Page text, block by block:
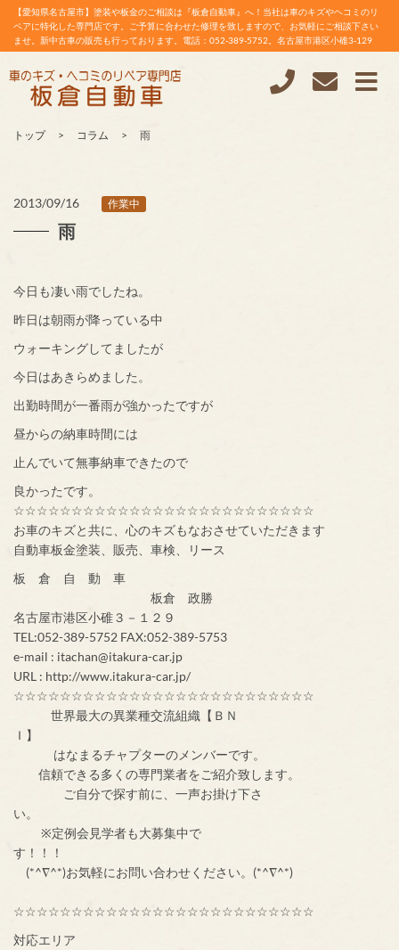
【愛知県名古屋市】塗装や板金のご相談は『板倉自動車』へ！当社は車のキズやヘコミのリ
ペアに特化した専門店です。ご予算に合わせた修理を致しますので、お気軽にご相談下さい
ませ。新中古車の販売も行っております。電話：052-389-5752。名古屋市港区小碓3-129
トップ コラム 雨
2013/09/16 作業中
雨
今日も凄い雨でしたね。
昨日は朝雨が降っている中
ウォーキングしてましたが
今日はあきらめました。
出勤時間が一番雨が強かったですが
昼からの納車時間には
止んでいて無事納車できたので
良かったです。
☆☆☆☆☆☆☆☆☆☆☆☆☆☆☆☆☆☆☆☆☆☆☆☆☆☆
お車のキズと共に、心のキズもなおさせていただきます
自動車板金塗装、販売、車検、リース
板 倉 自 動 車
板倉 政勝
名古屋市港区小碓３－１２９
TEL:052-389-5752 FAX:052-389-5753
e-mail : itachan@itakura-car.jp
URL : http://www.itakura-car.jp/
☆☆☆☆☆☆☆☆☆☆☆☆☆☆☆☆☆☆☆☆☆☆☆☆☆☆
世界最大の異業種交流組織【ＢＮ
Ｉ】
はなまるチャプターのメンバーです。
信頼できる多くの専門業者をご紹介致します。
ご自分で探す前に、一声お掛け下さ
い。
※定例会見学者も大募集中で
す！！！
(*^∇^*)お気軽にお問い合わせください。(*^∇^*)
☆☆☆☆☆☆☆☆☆☆☆☆☆☆☆☆☆☆☆☆☆☆☆☆☆☆
対応エリア